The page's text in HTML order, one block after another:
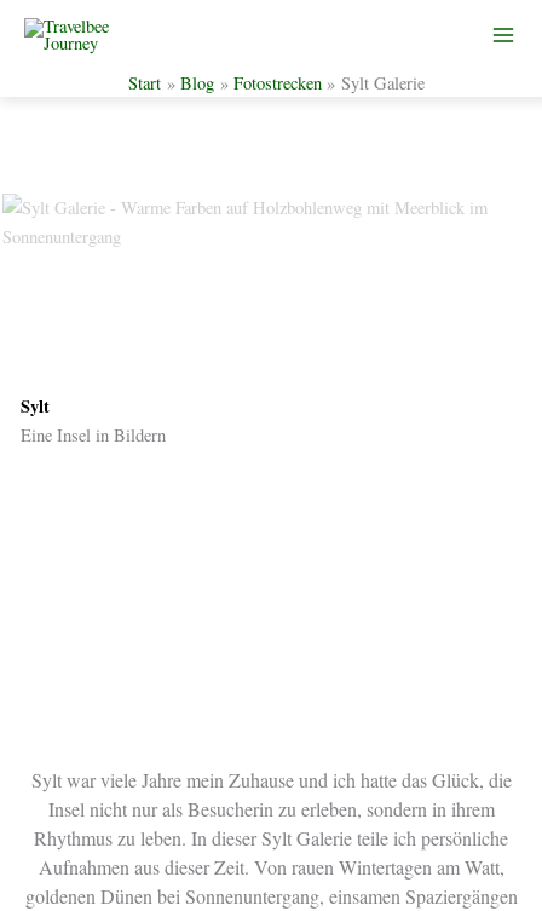
Start Blog Fotostrecken Sylt Galerie
Sylt
Eine Insel in Bildern
Sylt war viele Jahre mein Zuhause und ich hatte das Glück, die
Insel nicht nur als Besucherin zu erleben, sondern in ihrem
Rhythmus zu leben. In dieser Sylt Galerie teile ich persönliche
Aufnahmen aus dieser Zeit. Von rauen Wintertagen am Watt,
goldenen Dünen bei Sonnenuntergang, einsamen Spaziergängen